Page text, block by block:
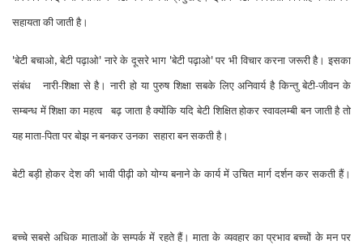
सहायता की जाती है।
'बेटी बचाओ,बेटी पढ़ाओ'नारे के दूसरे भाग 'बेटी पढ़ाओ'पर भी विचार करना जरूरी है।इसका
संबंध
नारी-शिक्षा से है। नारी हो या पुरुष शिक्षा सबके लिए अनिवार्य है किन्तु बेटी-जीवन के
सम्बन्ध मेंशिक्षा का महत्व बढ़ जाता है क्योंकि यदि बेटी शिक्षित होकर स्वावलम्बी बन जाती है तो
यह माता-पिता पर बोझ नबनकर उनका सहारा बन सकती है।
बेटी बड़ी होकर देश की भावी पीढ़ी को योग्य बनाने के कार्य में उचित मार्गदर्शन कर सकती हैं।
बच्चे सबसे अधिक माताओं के सम्पर्क में रहते हैं। माता के व्यवहार का प्रभाव बच्चों के मनपर